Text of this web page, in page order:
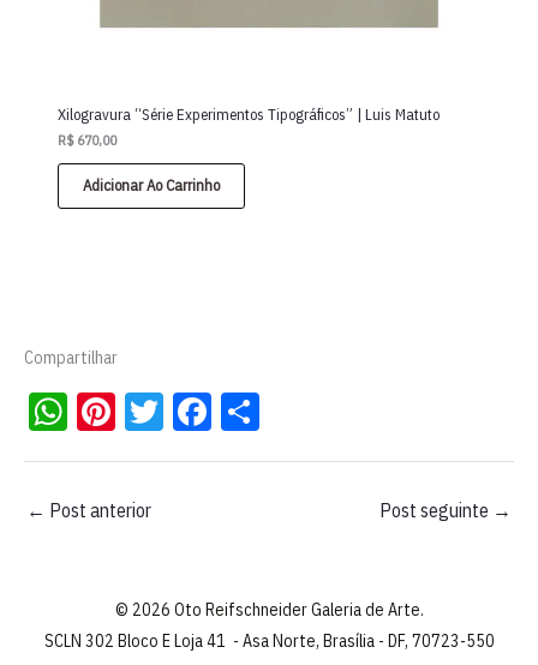
Xilogravura “Série Experimentos Tipográficos” | Luis Matuto
R$ 670,00
Adicionar Ao Carrinho
Compartilhar
W
ha
A
Pi
nt
er
es
T
wi
Fa
ce ha
← Post anterior Post seguinte →
© 2026 Oto Reifschneider Galeria de Arte.
SCLN 302 Bloco E Loja 41 - Asa Norte, Brasília - DF, 70723-550